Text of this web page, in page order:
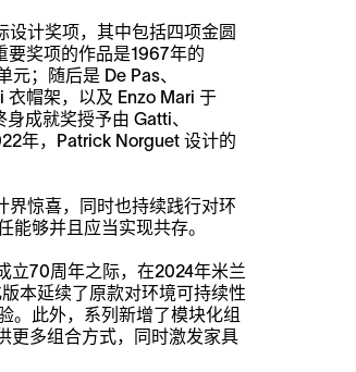
设计奖项，其中包括四项金圆
要奖项的作品是1967年的
；随后是 De Pas、
衣帽架，以及 Enzo Mari 于
成就奖授予由 Gatti、
年，Patrick Norguet 设计的
界惊喜，同时也持续践行对环
能够并且应当实现共存。
立70周年之际，在2024年米兰
本延续了原款对环境可持续性
。此外，系列新增了模块化组
多组合方式，同时激发家具